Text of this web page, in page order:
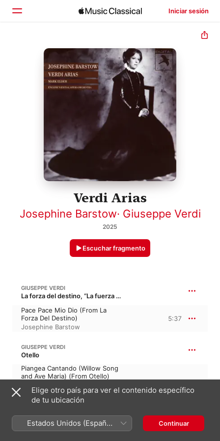
Iniciar sesión
Inicio
Explorar
Buscar
Verdi Arias
Josephine Barstow· Giuseppe Verdi
2025
Escuchar fragmento
GIUSEPPE VERDI
La forza del destino, “La fuerza del destino”
Pace Pace Mio Dio (From La
Forza Del Destino)
Josephine Barstow
5:37
GIUSEPPE VERDI
Otello
Piangea Cantando (Willow Song
and Ave Maria) (From Otello)
Josephine Barstow
National Opera Orchestra ·Mark
Elder
GIUSEPPE VERDI
Macbeth
Elige otro país para ver el contenido específico
de tu ubicación
Estados Unidos (Español
México)
Continuar